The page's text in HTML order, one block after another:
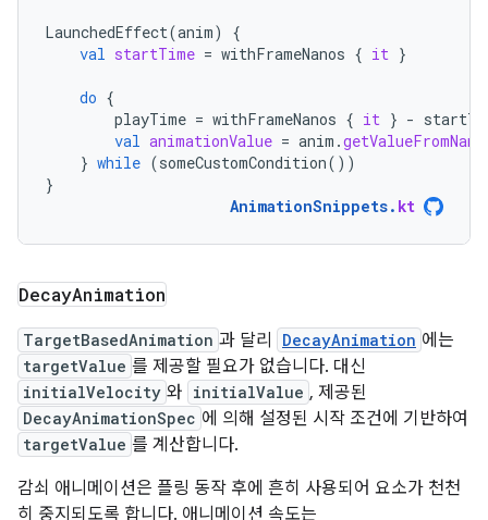
LaunchedEffect(anim)
{
val startTime = withFrameNanos { it }
do {
playTime = withFrameNanos { it } -
val animationValue = anim .
} while (someCustomCondition())
}
AnimationSnippets. kt
DecayAnimation
TargetBasedAnimation 과 달리 DecayAnimation 에는
targetValue 를 제공할 필요가 없습니다. 대신
initialVelocity 와 initialValue , 제공된
DecayAnimationSpec 에 의해 설정된 시작 조건에 기반하여
targetValue 를 계산합니다.
감쇠 애니메이션은 플링 동작 후에 흔히 사용되어 요소가 천천
히 중지되도록 합니다. 애니메이션 속도는